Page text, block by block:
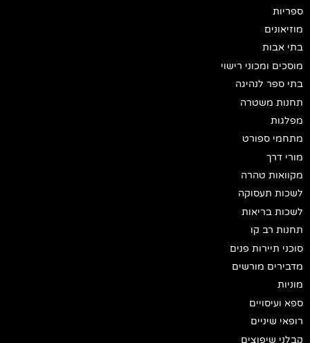
ספריות
מוזיאונים
בתי אבות
מוסכים ומכוני רישוי
בתי ספר לנהיגה
תחנות משטרה
מפלגות
מתחמי ספורט
מורי דרך
מקוואות טהרה
לשכות תעסוקה
לשכות בריאות
תחנות רב קו
סוכני תיירות פנים
מדבירים מורשים
מוניות
ספא ועיסויים
רופאי שיניים
קבלני שיפוצים